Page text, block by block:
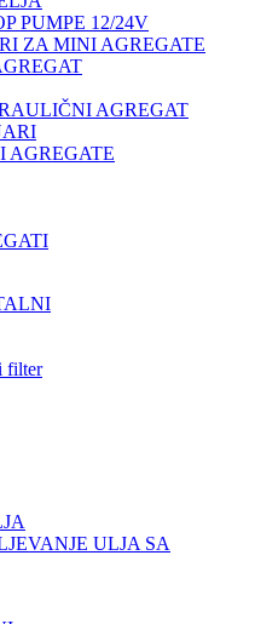
PUMPE 12/24V
ZA MINI AGREGATE
AGREGAT
AGREGATE
filter
ULJA SA